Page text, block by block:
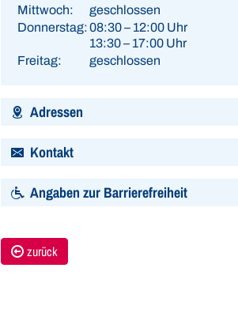
Mittwoch:
geschlossen
Donnerstag:08:30 – 12:00 Uhr
13:30 – 17:00 Uhr
Freitag:
geschlossen
Adressen
Kontakt
Angaben zur Barrierefreiheit
zurück